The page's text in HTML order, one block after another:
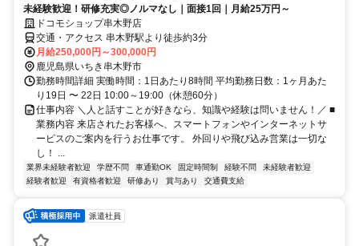
未経験歓迎！研修充実◎ノルマなし｜面接1回｜月給25万円～
ドコモショップ串木野店
交通・アクセス 串木野駅より徒歩約3分
月給250,000円～300,000円
鹿児島県いちき串木野市
勤務時間詳細 実働時間：1日あたり8時間 平均勤務日数：1ヶ月あた
り19日 〜 22日 10:00～19:00（休憩60分）
仕事内容 ＼人と話すことが好きなら、知識や経験は問いません！／ ■
業務内容 来店されたお客様へ、スマートフォンやインターネットサ
ービスのご案内を行うお仕事です。 外回りや飛び込み営業は一切な
し！ ...
業界未経験者歓迎 学歴不問 車通勤OK 固定時間制 経験不問
未経験者歓迎
経験者歓迎
有資格者歓迎 研修あり 賞与あり 交通費支給
派遣社員